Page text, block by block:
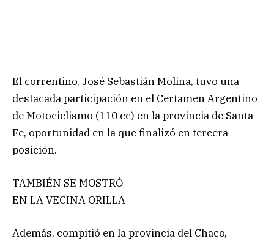
El correntino, José Sebastián Molina, tuvo una
destacada participación en el Certamen Argentino
de Motociclismo (110 cc) en la provincia de Santa
Fe, oportunidad en la que finalizó en tercera
posición.
TAMBIÉN SE MOSTRÓ
EN LA VECINA ORILLA
Además, compitió en la provincia del Chaco,